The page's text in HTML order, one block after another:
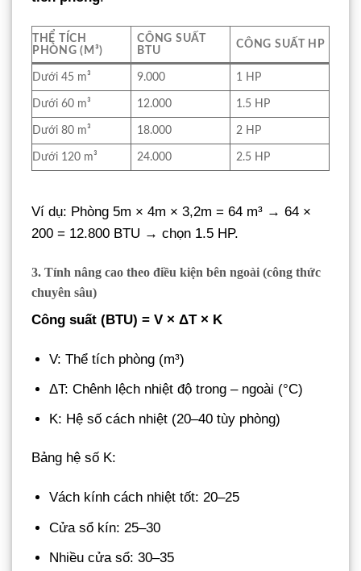
THỂ TÍCH
PHÒNG (M³)
CÔNG SUẤT
BTU
CÔNG SUẤT HP
Dưới 45 m³ 9.000 1 HP
Dưới 60 m³ 12.000 1.5 HP
Dưới 80 m³ 18.000 2 HP
Dưới 120 m³ 24.000 2.5 HP
Ví dụ: Phòng 5m × 4m × 3,2m = 64 m³ → 64 ×
200 = 12.800 BTU → chọn 1.5 HP.
3. Tính nâng cao theo điều kiện bên ngoài (công thức
chuyên sâu)
Công suất (BTU) = V × ΔT × K
V: Thể tích phòng (m³)
ΔT: Chênh lệch nhiệt độ trong – ngoài (°C)
K: Hệ số cách nhiệt (20–40 tùy phòng)
Bảng hệ số K:
Vách kính cách nhiệt tốt: 20–25
Cửa sổ kín: 25–30
Nhiều cửa sổ: 30–35